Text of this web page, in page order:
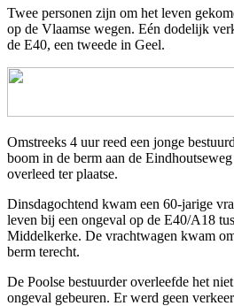
Twee personen zijn om het leven
op de Vlaamse wegen. Eén dodelijk
de E40, een tweede in Geel.
Omstreeks 4 uur reed een jonge
boom in de berm aan de
overleed ter plaatse.
Dinsdagochtend kwam een 60-jarige
leven bij een ongeval op de E40/A18
Middelkerke. De vrachtwagen kwam
berm terecht.
De Poolse bestuurder overleefde het
ongeval gebeuren. Er werd geen